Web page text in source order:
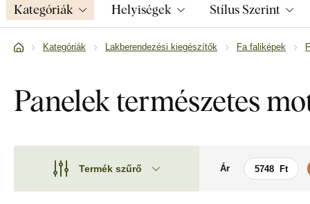
Kategóriák Helyiségek Stílus Szerint
Kategóriák Lakberendezési kiegészítők Fa faliképek
Panelek természetes
Termék szűrő
Motívum Ár
Motívum